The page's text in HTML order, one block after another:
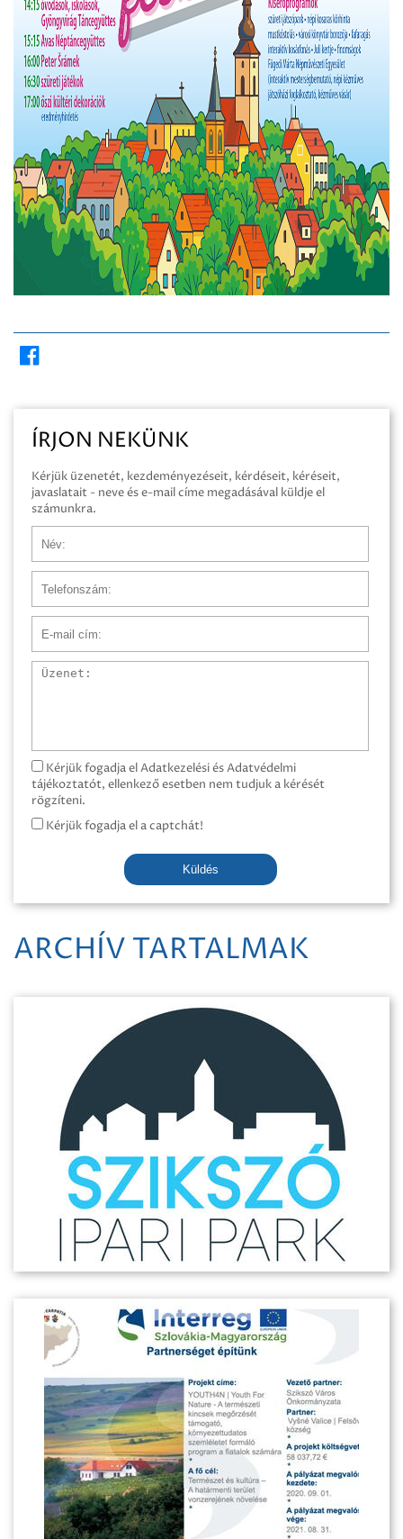
ÍRJON NEKÜNK
Kérjük üzenetét, kezdeményezéseit, kérdéseit, kéréseit,
javaslatait - neve és e-mail címe megadásával küldje el
számunkra.
Üzenet
Kérjük fogadja el Adatkezelési és Adatvédelmi
tájékoztatót, ellenkező esetben nem tudjuk a kérését
rögzíteni.
Kérjük fogadja el a captchát!
Küldés
ARCHÍV TARTALMAK